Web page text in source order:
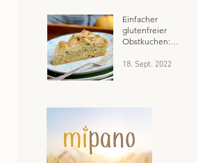
Einfacher
glutenfreier
Obstkuchen:
super schnell
18. Sept. 2022